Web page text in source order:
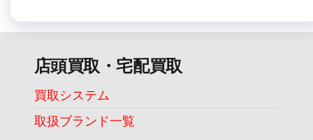
店頭買取・宅配買取
買取システム
取扱ブランド一覧